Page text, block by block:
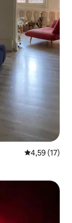
Priemerné
4,59 (17)